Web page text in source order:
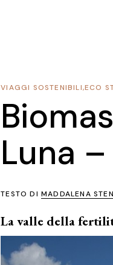
ECO
,
VIAGGI SOSTENIBILI
Luna
TESTO DI MADDALENA
La valle della